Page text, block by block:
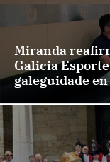
Miranda
Galicia
galeguidade